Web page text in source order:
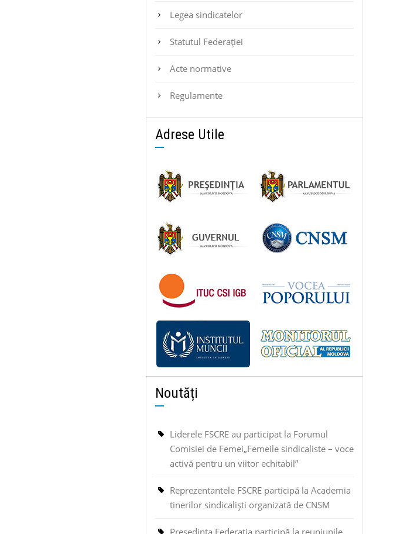
Legea sindicatelor
Statutul Federaţiei
Acte normative
Regulamente
Adrese Utile
Noutăți
Liderele FSCRE au participat la Forumul
Comisiei de Femei„Femeile sindicaliste – voce
activă pentru un viitor echitabil”
Reprezentantele FSCRE participă la Academia
tinerilor sindicaliști organizată de CNSM
Președinta Federația participă la reuniunile